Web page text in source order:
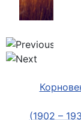
(1902 –